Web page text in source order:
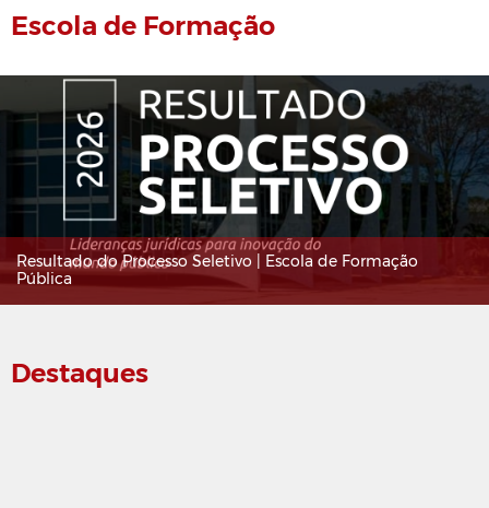
Escola de Formação
Resultado do Processo Seletivo | Escola de Formação
Pública
Destaques